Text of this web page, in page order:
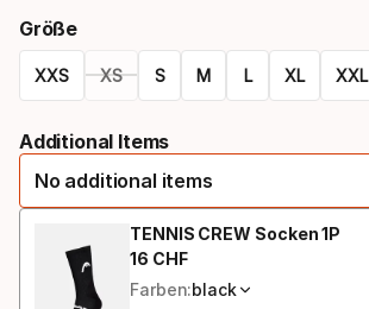
Größe
XXS XS S M L XL XXL
Option
Additional Items
No additional items
TENNIS CREW Socken 1P
16 CHF
Endpreis
Farben:black